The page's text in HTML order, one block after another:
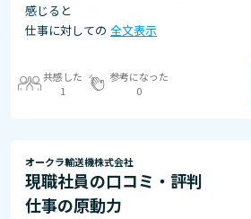
感じると
仕事に対しての 全文表示
共感した
1
参考になった
0
オークラ輸送機株式会社
現職社員の口コミ・評判
仕事の原動力